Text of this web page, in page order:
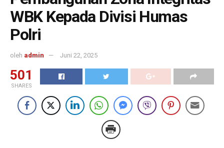
WBK Kepada Divisi Humas
Polri
oleh admin Juni 22, 2025
501
SHARES